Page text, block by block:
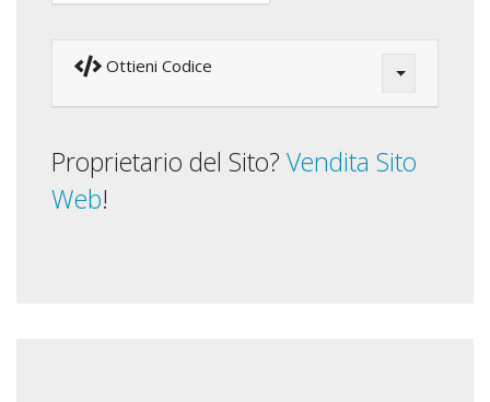
Ottieni Codice
Proprietario del Sito? Vendita Sito
Web!